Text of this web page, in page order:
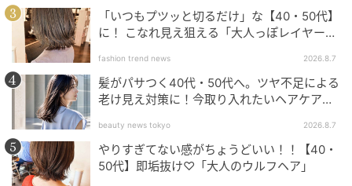
「いつもプツッと切るだけ」な【40・50代】
に！ こなれ見え狙える「大人っぽレイヤーヘ
fashion trend news 2026.8.7
髪がパサつく40代・50代へ。ツヤ不足による
老け見え対策に！今取り入れたいヘアケア名
beauty news tokyo 2026.8.7
やりすぎてない感がちょうどいい！！【40・
50代】即垢抜け♡「大人のウルフヘア」